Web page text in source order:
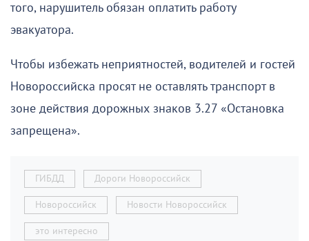
того, нарушитель обязан оплатить работу
эвакуатора.
Чтобы избежать неприятностей, водителей и гостей
Новороссийска просят не оставлять транспорт в
зоне действия дорожных знаков 3.27 «Остановка
запрещена».
ГИБДД Дороги Новороссийск
Новороссийск Новости Новороссийск
это интересно